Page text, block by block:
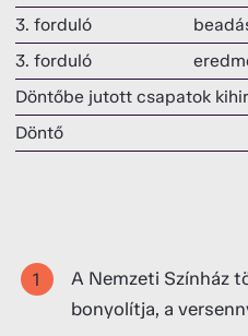
3. forduló
3. forduló
Döntőbe jutott csapatok
Döntő
A Nemzeti Színház
bonyolítja, a